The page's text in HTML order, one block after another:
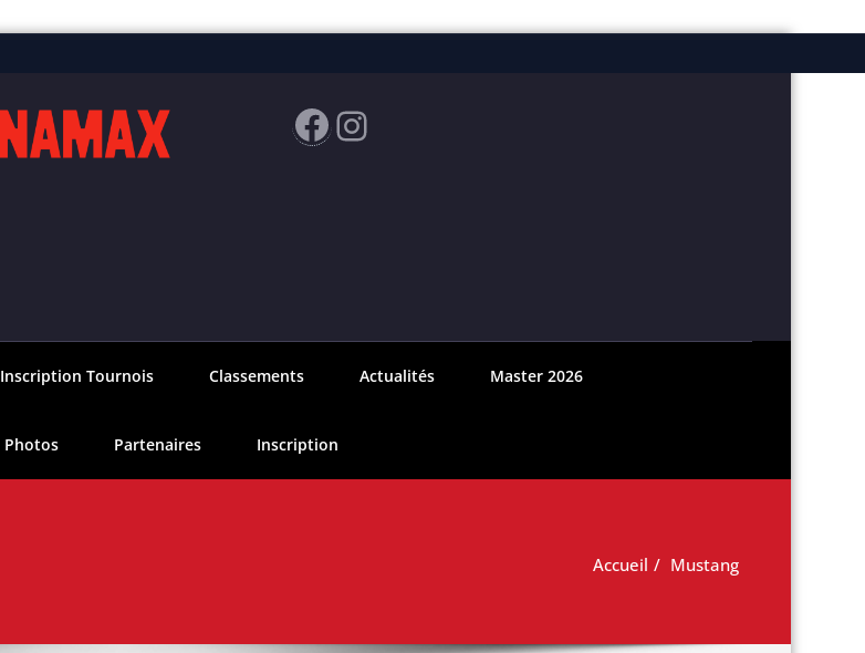
Facebook
Instagram
Inscription Tournois Classements Actualités Master 2026
Photos Partenaires Inscription
Accueil Mustang